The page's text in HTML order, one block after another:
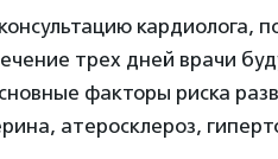
кардиолога,
трех дней врачи
факторы риска
атеросклероз,